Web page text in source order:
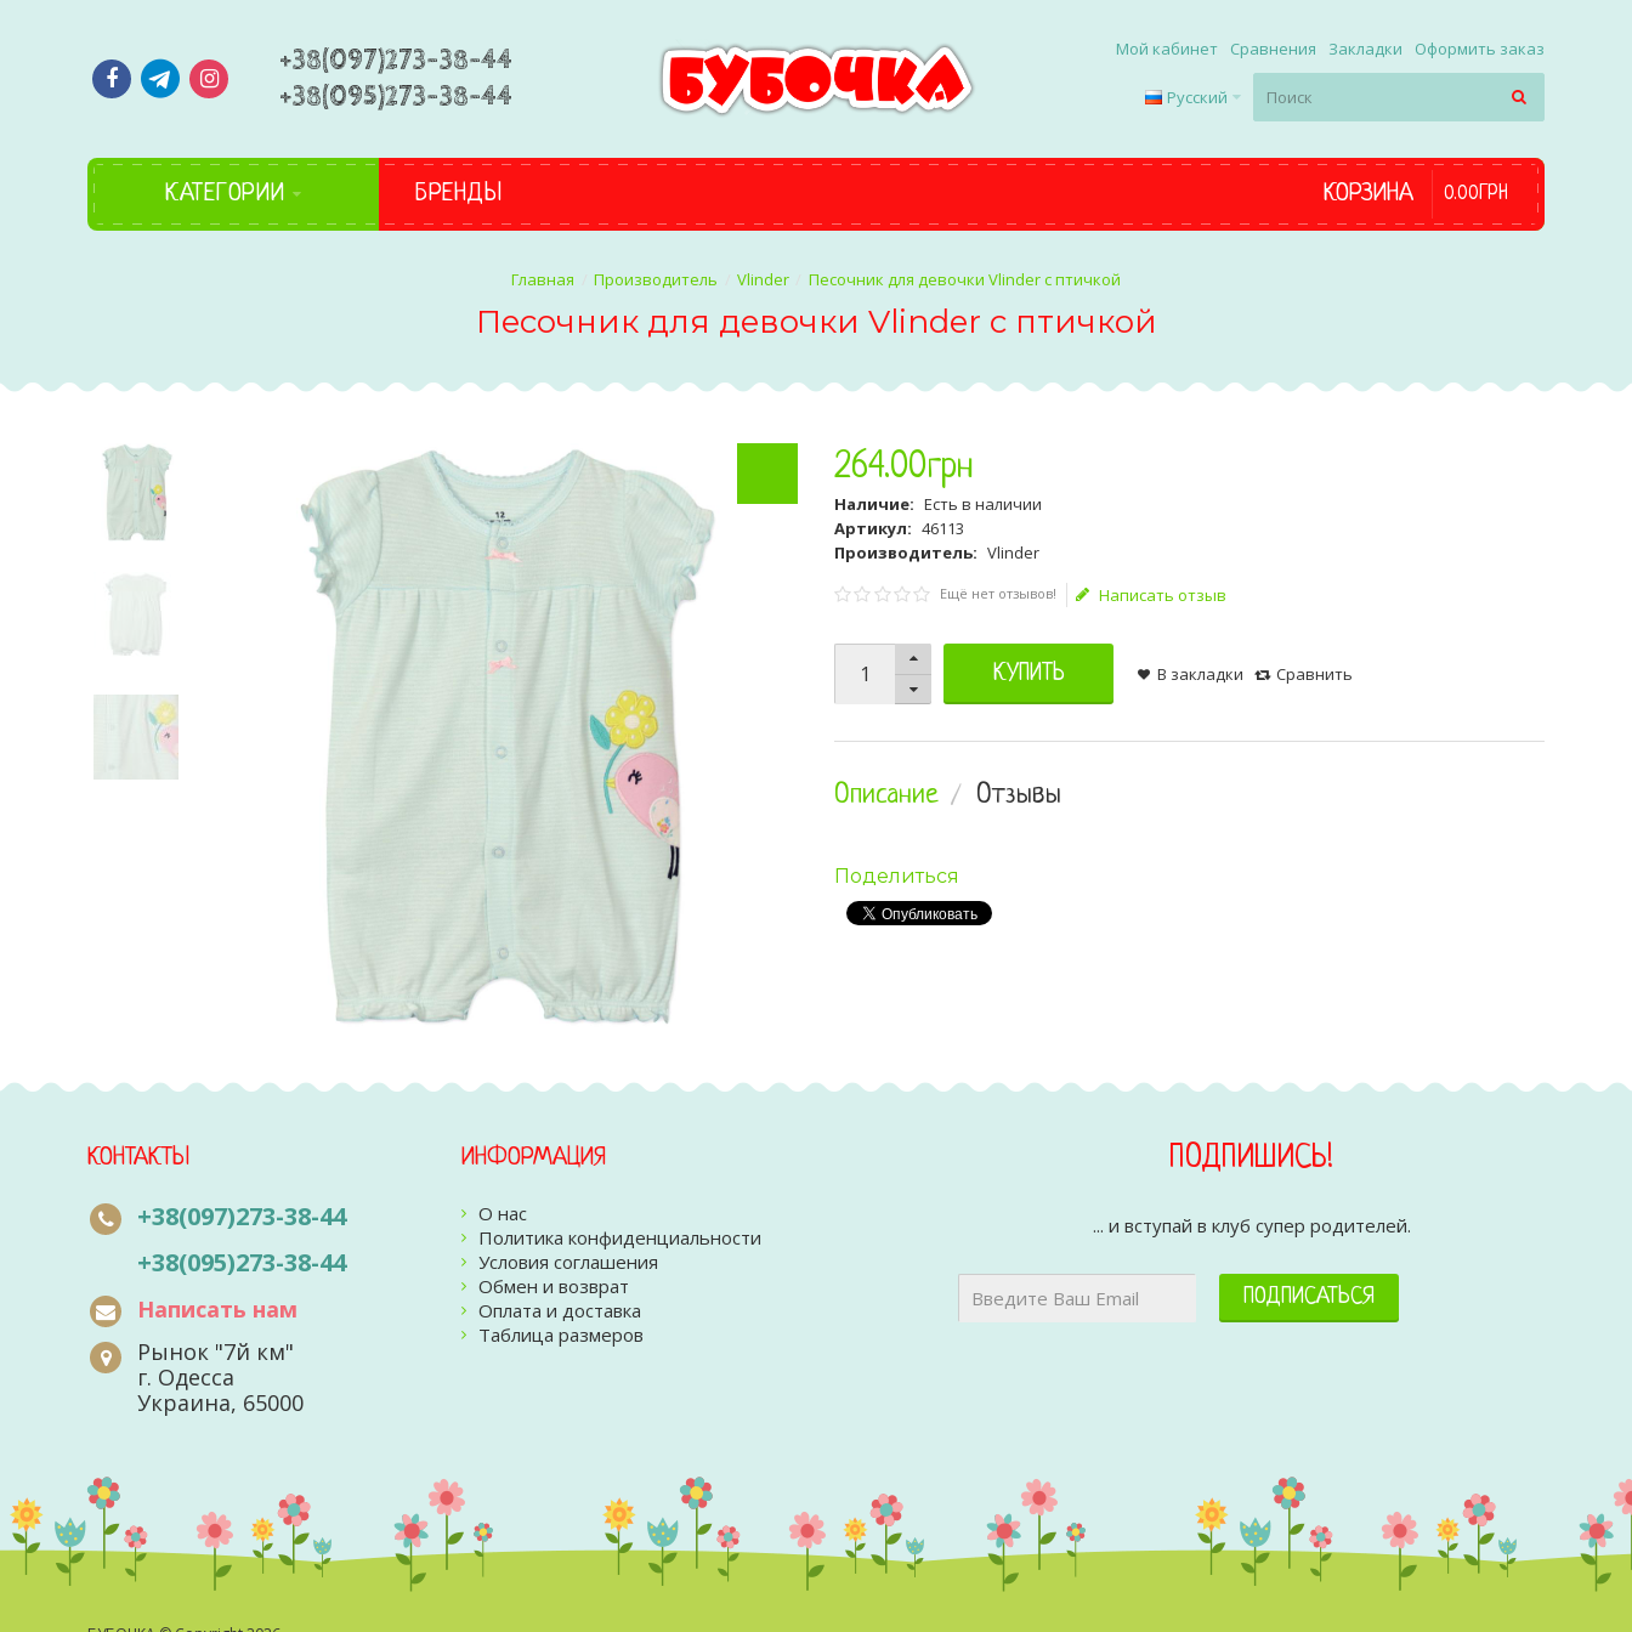
+38(097)273-38-44
+38(095)273-38-44
Мой кабинет Сравнения Закладки Оформить заказ
Русский
КАТЕГОРИИ БРЕНДЫ КОРЗИНА 0.00ГРН
Производитель Vlinder Песочник для девочки Vlinder с птичкой
Песочник для девочки Vlinder с птичкой
264.00грн
Наличие: Есть в наличии
Артикул: 46113
Производитель: Vlinder
Ещё нет отзывов! Написать отзыв
КУПИТЬ В закладки Сравнить
Описание Отзывы
Поделиться
КОНТАКТЫ
+38(097)273-38-44
+38(095)273-38-44
Написать нам
Рынок "7й км"
г. Одесса
Украина, 65000
ИНФОРМАЦИЯ
О нас
Политика конфиденциальности
Условия соглашения
Обмен и возврат
Оплата и доставка
Таблица размеров
ПОДПИШИСЬ!
... и вступай в клуб супер родителей.
ПОДПИСАТЬСЯ